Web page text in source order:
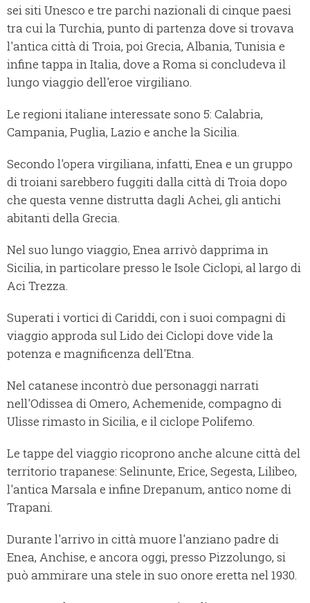
sei siti Unesco e tre parchi nazionali di cinque paesi
tra cui la Turchia, punto di partenza dove si trovava
l'antica città di Troia, poi Grecia, Albania, Tunisia e
infine tappa in Italia, dove a Roma si concludeva il
lungo viaggio dell'eroe virgiliano.
Le regioni italiane interessate sono 5: Calabria,
Campania, Puglia, Lazio e anche la Sicilia.
Secondo l'opera virgiliana, infatti, Enea e un gruppo
di troiani sarebbero fuggiti dalla città di Troia dopo
che questa venne distrutta dagli Achei, gli antichi
abitanti della Grecia.
Nel suo lungo viaggio, Enea arrivò dapprima in
Sicilia, in particolare presso le Isole Ciclopi, al largo di
Aci Trezza.
Superati i vortici di Cariddi, con i suoi compagni di
viaggio approda sul Lido dei Ciclopi dove vide la
potenza e magnificenza dell'Etna.
Nel catanese incontrò due personaggi narrati
nell'Odissea di Omero, Achemenide, compagno di
Ulisse rimasto in Sicilia, e il ciclope Polifemo.
Le tappe del viaggio ricoprono anche alcune città del
territorio trapanese: Selinunte, Erice, Segesta, Lilibeo,
l'antica Marsala e infine Drepanum, antico nome di
Trapani.
Durante l'arrivo in città muore l'anziano padre di
Enea, Anchise, e ancora oggi, presso Pizzolungo, si
può ammirare una stele in suo onore eretta nel 1930.